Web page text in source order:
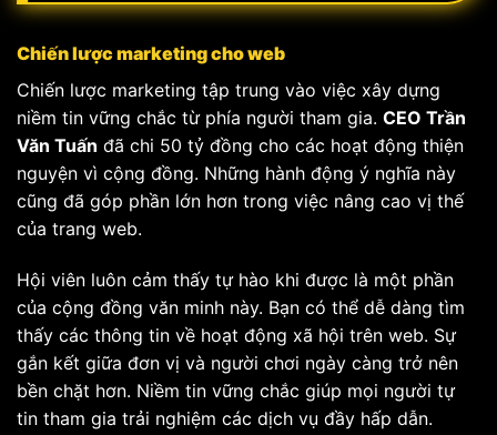
Chiến lược marketing cho web
Chiến lược marketing tập trung vào việc xây dựng
niềm tin vững chắc từ phía người tham gia. CEO Trần
Văn Tuấn đã chi 50 tỷ đồng cho các hoạt động thiện
nguyện vì cộng đồng. Những hành động ý nghĩa này
cũng đã góp phần lớn hơn trong việc nâng cao vị thế
của trang web.
Hội viên luôn cảm thấy tự hào khi được là một phần
của cộng đồng văn minh này. Bạn có thể dễ dàng tìm
thấy các thông tin về hoạt động xã hội trên web. Sự
gắn kết giữa đơn vị và người chơi ngày càng trở nên
bền chặt hơn. Niềm tin vững chắc giúp mọi người tự
tin tham gia trải nghiệm các dịch vụ đầy hấp dẫn.